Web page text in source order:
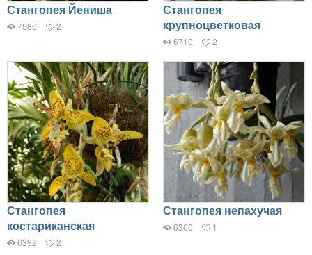
Стангопея Йениша
7586 2
Стангопея
крупноцветковая
6710 2
Стангопея
костариканская
6392 2
Стангопея непахучая
6300 1